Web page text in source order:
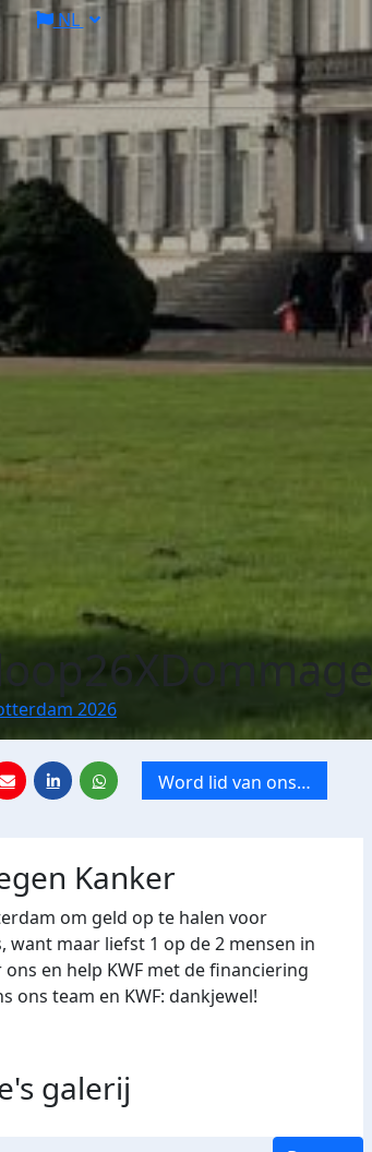
NL
2026
Word lid van ons
team
Kanker
om geld op te halen voor
maar liefst 1 op de 2 mensen in
en help KWF met de financiering
ons team en KWF: dankjewel!
galerij